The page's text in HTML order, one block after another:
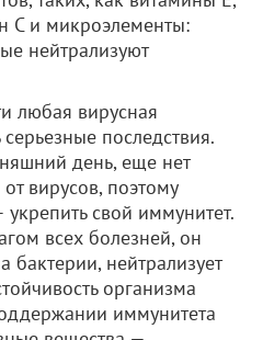
С и микроэлементы:
нейтрализуют
любая вирусная
последствия.
день, еще нет
вирусов, поэтому
свой иммунитет.
всех болезней, он
бактерии, нейтрализует
организма
иммунитета